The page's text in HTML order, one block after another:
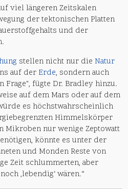
viel längeren Zeitskalen
der tektonischen Platten
und der
stellen nicht nur die Natur
auf der Erde, sondern auch
fügte Dr. Bradley hinzu.
auf dem Mars oder auf dem
es höchstwahrscheinlich
Himmelskörper
Mikroben nur wenige Zeptowatt
könnte es unter der
und Monden Reste von
Zeit schlummerten, aber
‚lebendig‘ wären.“